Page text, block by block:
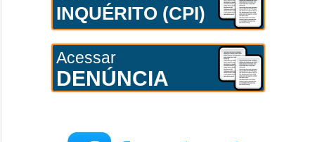
INQUÉRITO (CPI)
Acessar
DENÚNCIA